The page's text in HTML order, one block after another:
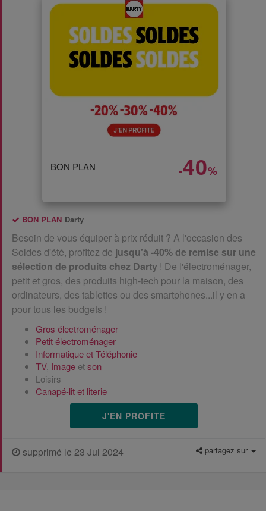
BON PLAN -40%
BON PLAN Darty
Besoin de vous équiper à prix réduit ? A l'occasion des
Soldes d'été, profitez de jusqu'à -40% de remise sur une
sélection de produits chez Darty ! De l'électroménager,
petit et gros, des produits high-tech pour la maison, des
ordinateurs, des tablettes ou des smartphones...il y en a
pour tous les budgets !
Gros électroménager
Petit électroménager
Informatique et Téléphonie
TV, Image etson
Loisirs
Canapé-lit et literie
J'EN PROFITE
supprimé le 23 Jul 2024 partagez sur